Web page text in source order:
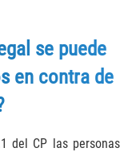
se puede
en contra de
del CP las personas